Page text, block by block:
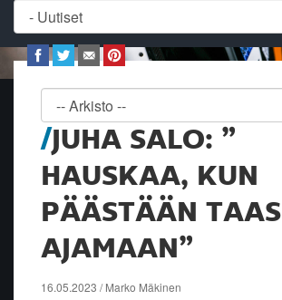
JUHA SALO: ”
HAUSKAA, KUN
PÄÄSTÄÄN TAAS
AJAMAAN”
16.05.2023 / Marko Mäkinen